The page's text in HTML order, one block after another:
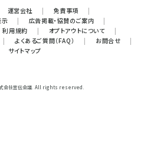
運営会社 | 免責事項
|
示
| 広告掲載・協賛のご案内
|
利用規約 | オプトアウトについて
|
| よくあるご質問（FAQ） | お問合せ
|
サイトマップ
会社宣伝会議. All rights reserved.